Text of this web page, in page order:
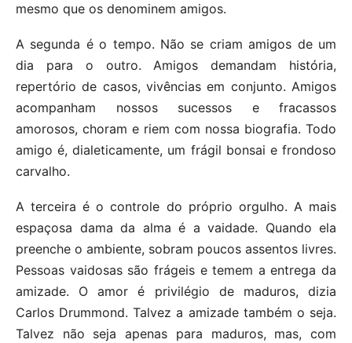
mesmo que os denominem amigos.
A segunda é o tempo. Não se criam amigos de um
dia para o outro. Amigos demandam história,
repertório de casos, vivências em conjunto. Amigos
acompanham nossos sucessos e fracassos
amorosos, choram e riem com nossa biografia. Todo
amigo é, dialeticamente, um frágil bonsai e frondoso
carvalho.
A terceira é o controle do próprio orgulho. A mais
espaçosa dama da alma é a vaidade. Quando ela
preenche o ambiente, sobram poucos assentos livres.
Pessoas vaidosas são frágeis e temem a entrega da
amizade. O amor é privilégio de maduros, dizia
Carlos Drummond. Talvez a amizade também o seja.
Talvez não seja apenas para maduros, mas, com